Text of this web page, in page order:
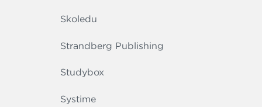
Skoledu
Strandberg Publishing
Studybox
Systime